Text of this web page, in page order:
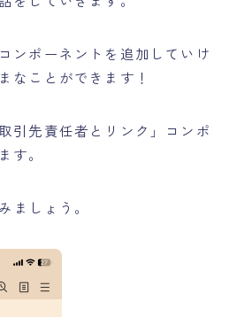
ンポーネントを追加していけ
なことができます！
引先責任者とリンク」コンポ
す。
ましょう。